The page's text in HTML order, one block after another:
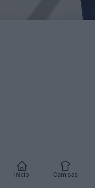
Início Camisas